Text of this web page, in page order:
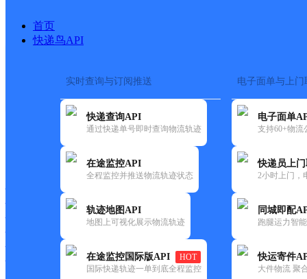
首页
快递鸟API
实时查询与订阅推送
快递查询API
通过快递单号即时查询物流轨迹
在途监控API
全程监控并推送物流轨迹状态
轨迹地图API
地图上可视化展示物流轨迹
在途监控国际版API
HOT
国际快递轨迹一单到底全程监控
电子面单与上门
电子面单
支持60+物流
快递员上
2小时上门，
同城即配
跑腿运力智
快运寄件
大件物流 聚
快递大全 > 快递网点
快递大全 快运大全